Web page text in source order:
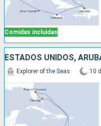
Comidas incluidas
ESTADOS UNIDOS,
Explorer of the Seas 10 d